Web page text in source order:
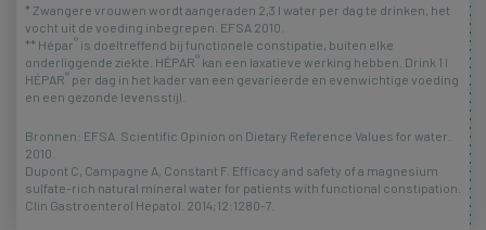
* Zwangere vrouwen wordt aangeraden 2,3 l water per dag te drinken, het
vocht uit de voeding inbegrepen. EFSA 2010.
** Hépar®is doeltreffend bij functionele constipatie, buiten elke
onderliggende ziekte. HÉPAR®kan een laxatieve werking hebben. Drink 1 l
HÉPAR®per dag in het kader van een gevarieerde en evenwichtige voeding
en een gezonde levensstijl.
Bronnen: EFSA. Scientific Opinion on Dietary Reference Values for water.
2010.
Dupont C, Campagne A, Constant F. Efficacy and safety of a magnesium
sulfate-rich natural mineral water for patients with functional constipation.
Clin Gastroenterol Hepatol. 2014;12:1280-7.